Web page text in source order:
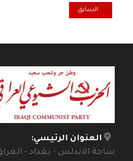
المقال السابق: فضاء شعبي... لميعة
السابق
العنوان الرئيسي:
ساحة الاندلس - بغداد -